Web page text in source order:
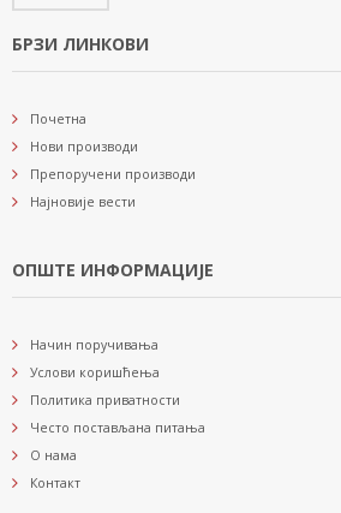
БРЗИ ЛИНКОВИ
Почетна
Нови производи
Препоручени производи
Најновије вести
ОПШТЕ ИНФОРМАЦИЈЕ
Начин поручивања
Услови коришћења
Политика приватности
Често постављана питања
О нама
Контакт